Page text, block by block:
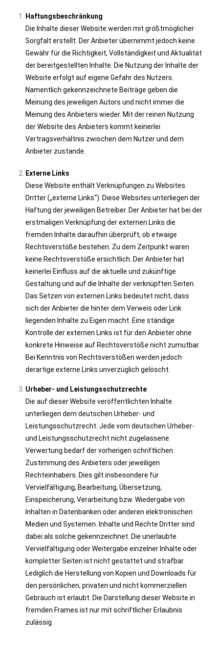
Haftungsbeschränkung
Die Inhalte dieser Website werden mit größtmöglicher
Sorgfalt erstellt. Der Anbieter übernimmt jedoch keine
Gewähr für die Richtigkeit, Vollständigkeit und Aktualität
der bereitgestellten Inhalte. Die Nutzung der Inhalte der
Website erfolgt auf eigene Gefahr des Nutzers.
Namentlich gekennzeichnete Beiträge geben die
Meinung des jeweiligen Autors und nicht immer die
Meinung des Anbieters wieder. Mit der reinen Nutzung
der Website des Anbieters kommt keinerlei
Vertragsverhältnis zwischen dem Nutzer und dem
Anbieter zustande.
Externe Links
Diese Website enthält Verknüpfungen zu Websites
Dritter („externe Links“). Diese Websites unterliegen der
Haftung der jeweiligen Betreiber. Der Anbieter hat bei der
erstmaligen Verknüpfung der externen Links die
fremden Inhalte daraufhin überprüft, ob etwaige
Rechtsverstöße bestehen. Zu dem Zeitpunkt waren
keine Rechtsverstöße ersichtlich. Der Anbieter hat
keinerlei Einfluss auf die aktuelle und zukünftige
Gestaltung und auf die Inhalte der verknüpften Seiten.
Das Setzen von externen Links bedeutet nicht, dass
sich der Anbieter die hinter dem Verweis oder Link
liegenden Inhalte zu Eigen macht. Eine ständige
Kontrolle der externen Links ist für den Anbieter ohne
konkrete Hinweise auf Rechtsverstöße nicht zumutbar.
Bei Kenntnis von Rechtsverstößen werden jedoch
derartige externe Links unverzüglich gelöscht.
Urheber- und Leistungsschutzrechte
Die auf dieser Website veröffentlichten Inhalte
unterliegen dem deutschen Urheber- und
Leistungsschutzrecht. Jede vom deutschen Urheber-
und Leistungsschutzrecht nicht zugelassene
Verwertung bedarf der vorherigen schriftlichen
Zustimmung des Anbieters oder jeweiligen
Rechteinhabers. Dies gilt insbesondere für
Vervielfältigung, Bearbeitung, Übersetzung,
Einspeicherung, Verarbeitung bzw. Wiedergabe von
Inhalten in Datenbanken oder anderen elektronischen
Medien und Systemen. Inhalte und Rechte Dritter sind
dabei als solche gekennzeichnet. Die unerlaubte
Vervielfältigung oder Weitergabe einzelner Inhalte oder
kompletter Seiten ist nicht gestattet und strafbar.
Lediglich die Herstellung von Kopien und Downloads für
den persönlichen, privaten und nicht kommerziellen
Gebrauch ist erlaubt. Die Darstellung dieser Website in
fremden Frames ist nur mit schriftlicher Erlaubnis
zulässig.